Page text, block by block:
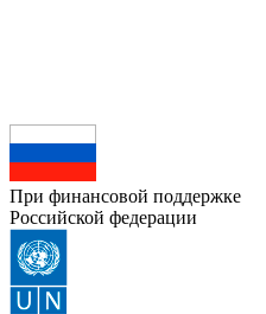
При финансовой поддержке
Российской федерации